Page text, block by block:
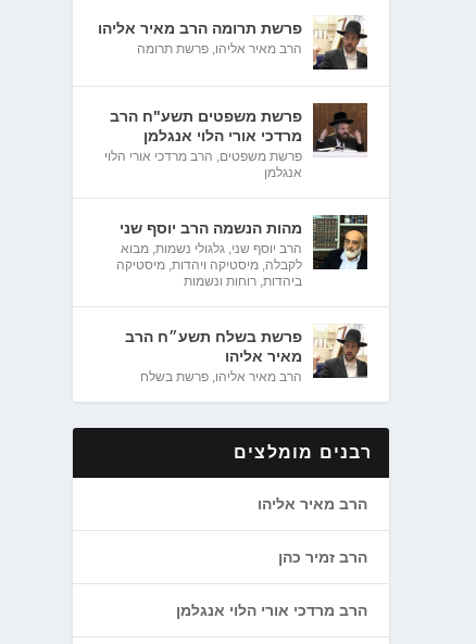
פרשת תרומה הרב מאיר אליהו
הרב מאיר אליהו,פרשת תרומה
פרשת משפטים תשע"ח הרב
מרדכי אורי הלוי אנגלמן
פרשת משפטים, הרב מרדכי אורי הלוי
אנגלמן
מהות הנשמה הרב יוסף שני
הרב יוסף שני,גלגולי נשמות,מבוא
לקבלה,מיסטיקה ויהדות,מיסטיקה
ביהדות,רוחות ונשמות
פרשת בשלח תשע״ח הרב
מאיר אליהו
הרב מאיר אליהו,פרשת בשלח
רבנים מומלצים
הרב מאיר אליהו
הרב זמיר כהן
הרב מרדכי אורי הלוי אנגלמן